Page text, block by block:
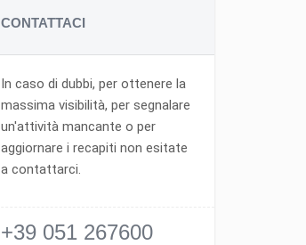
CONTATTACI
In caso di dubbi, per ottenere la
massima visibilità, per segnalare
un'attività mancante o per
aggiornare i recapiti non esitate
a contattarci.
+39 051 267600